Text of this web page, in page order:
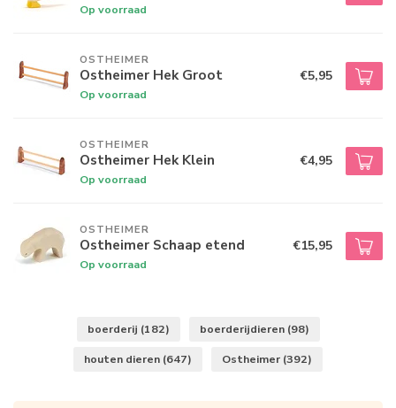
Op voorraad
OSTHEIMER
Ostheimer Hek Groot
Op voorraad
€5,95
OSTHEIMER
Ostheimer Hek Klein
Op voorraad
€4,95
OSTHEIMER
Ostheimer Schaap etend
Op voorraad
€15,95
boerderij (182) boerderijdieren (98)
houten dieren (647) Ostheimer (392)